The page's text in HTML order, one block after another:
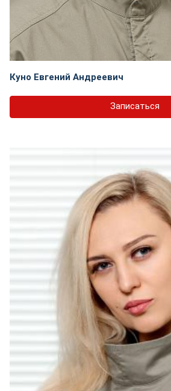
Куно Евгений Андреевич
Записаться